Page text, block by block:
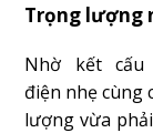
Trọng lượng
Nhờ kết
điện nhẹ cùng
lượng vừa